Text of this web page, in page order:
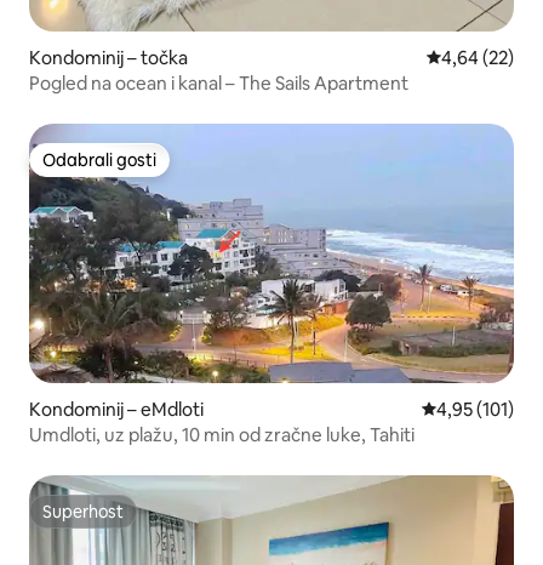
Kondominij – točka Prosječna
4,64 (22)
Pogled na ocean i kanal – The Sails Apartment
Odabrali gosti
Odabrali gosti
Kondominij – eMdloti Prosječna
4,95 (101)
Umdloti, uz plažu, 10 min od zračne luke, Tahiti
Superhost
Superhost